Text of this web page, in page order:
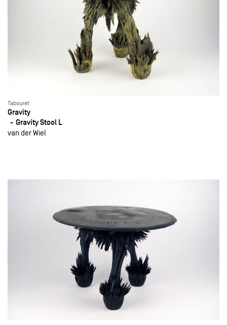
Tabouret
Gravity
Gravity Stool L
van der Wiel